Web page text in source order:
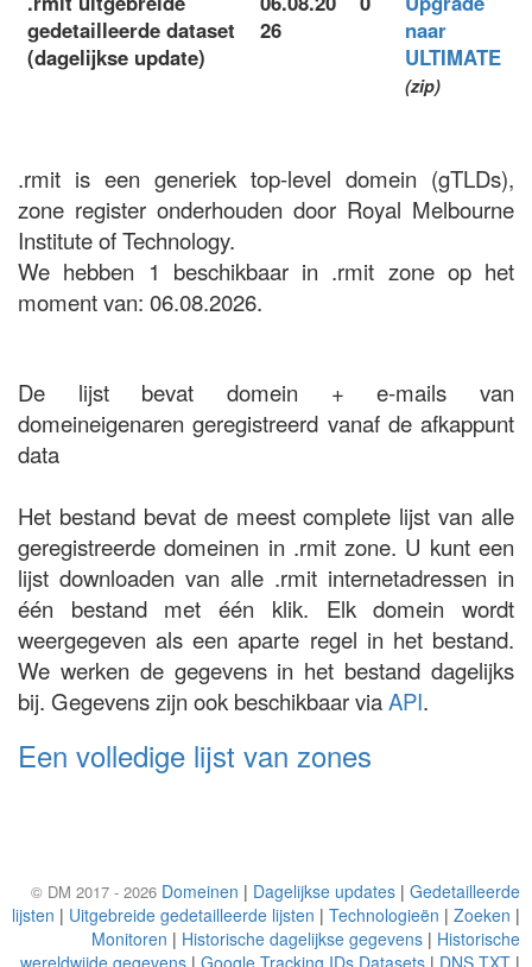
gedetailleerde dataset
(dagelijkse update)
26
naar
ULTIMATE
(zip)
.rmit is een generiek top-level domein (gTLDs),
zone register onderhouden door Royal Melbourne
Institute of Technology.
We hebben 1 beschikbaar in .rmit zone op het
moment van: 06.08.2026.
De lijst bevat domein + e-mails van
domeineigenaren geregistreerd vanaf de afkappunt
data
Het bestand bevat de meest complete lijst van alle
geregistreerde domeinen in .rmit zone. U kunt een
lijst downloaden van alle .rmit internetadressen in
één bestand met één klik. Elk domein wordt
weergegeven als een aparte regel in het bestand.
We werken de gegevens in het bestand dagelijks
bij. Gegevens zijn ook beschikbaar viaAPI.
Een volledige lijst van zones
© DM 2017 - 2026 Domeinen | Dagelijkse updates | Gedetailleerde
lijsten | Uitgebreide gedetailleerde lijsten | Technologieën | Zoeken |
Monitoren | Historische dagelijkse gegevens | Historische
wereldwijde gegevens | Google Tracking IDs Datasets | DNS TXT |